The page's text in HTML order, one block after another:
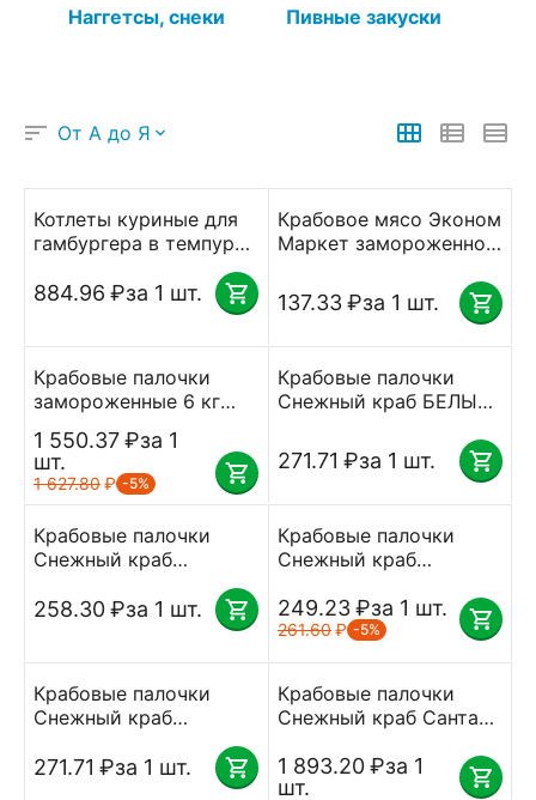
Наггетсы, снеки Пивные закуски
От А до Я
Котлеты куриные для
гамбургера в темпуре
замороженые 2кг
884.96 ₽за 1 шт.
Крабовое мясо Эконом
Маркет замороженное
137.33₽за 1 шт.
Крабовые палочки
замороженные 6 кг
Санта Бремор
1 550.37₽за 1
шт.
1 627.80₽ -5%
Крабовые палочки
Снежный краб БЕЛЫЕ
Санта Бремор
271.71 ₽за 1 шт.
Крабовые палочки
Снежный краб
замороженные 500 г
GENSO
258.30₽за 1 шт.
Крабовые палочки
Снежный краб
VICI
249.23₽за 1 шт.
261.60₽ -5%
Крабовые палочки
Снежный краб
замороженные 500 г
Санта Бремор
271.71 ₽за 1 шт.
Крабовые палочки
Снежный краб Санта
1 893.20₽за 1
шт.